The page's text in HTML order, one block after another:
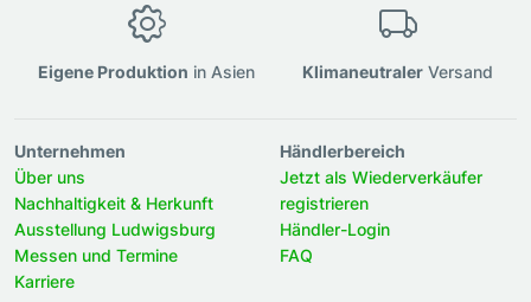
Eigene Produktion in Asien Klimaneutraler Versand
Unternehmen
Über uns
Nachhaltigkeit & Herkunft
Ausstellung Ludwigsburg
Messen und Termine
Karriere
Händlerbereich
Jetzt als Wiederverkäufer
registrieren
Händler-Login
FAQ